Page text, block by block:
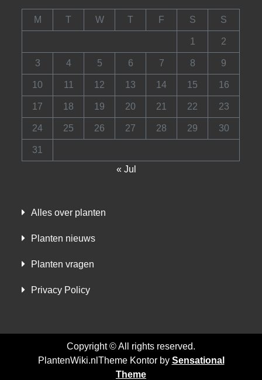
M T W T F S S
1 2
3 4 5 6 7 8 9
10 11 12 13 14 15 16
17 18 19 20 21 22 23
24 25 26 27 28 29 30
31
« Jul
Alles over planten
Planten nieuws
Planten vragen
Privacy Policy
Copyright © All rights reserved.
PlantenWiki.nlTheme Kontor by Sensational
Theme